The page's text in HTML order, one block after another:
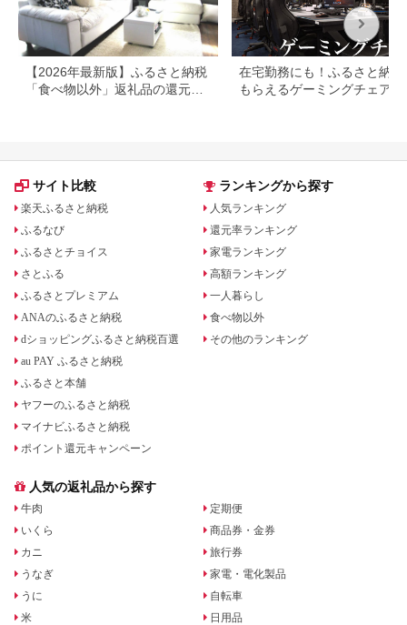
【2026年最新版】ふるさと納税
「食べ物以外」返礼品の還元率
在宅勤務にも！ふるさと納税
もらえるゲーミングチェアや
サイト比較
楽天ふるさと納税
ふるなび
ふるさとチョイス
さとふる
ふるさとプレミアム
ANAのふるさと納税
dショッピングふるさと納税百選
au PAY ふるさと納税
ふるさと本舗
ヤフーのふるさと納税
マイナビふるさと納税
ポイント還元キャンペーン
ランキングから探す
人気ランキング
還元率ランキング
家電ランキング
高額ランキング
一人暮らし
食べ物以外
その他のランキング
人気の返礼品から探す
牛肉
いくら
カニ
うなぎ
うに
米
定期便
商品券・金券
旅行券
家電・電化製品
自転車
日用品